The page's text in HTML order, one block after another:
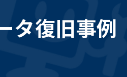
タ復旧事例